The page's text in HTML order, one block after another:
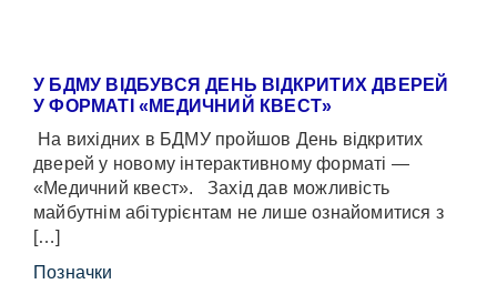
У БДМУ ВІДБУВСЯ ДЕНЬ ВІДКРИТИХ ДВЕРЕЙ
У ФОРМАТІ «МЕДИЧНИЙ КВЕСТ»
На вихідних в БДМУ пройшов День відкритих
дверей у новому інтерактивному форматі —
«Медичний квест». Захід дав можливість
майбутнім абітурієнтам не лише ознайомитися з
[…]
Позначки